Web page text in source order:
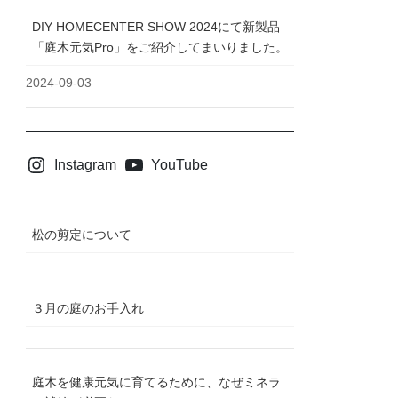
DIY HOMECENTER SHOW 2024にて新製品
「庭木元気Pro」をご紹介してまいりました。
2024-09-03
Instagram YouTube
松の剪定について
３月の庭のお手入れ
庭木を健康元気に育てるために、なぜミネラ